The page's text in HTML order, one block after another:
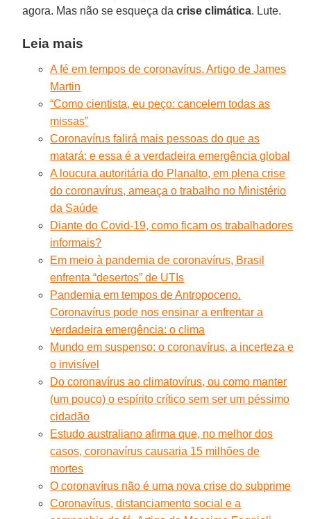
agora. Mas não se esqueça dacrise climática. Lute.
Leia mais
A fé em tempos de coronavírus. Artigo de James
Martin
“Como cientista, eu peço: cancelem todas as
missas”
Coronavírus falirá mais pessoas do que as
matará: e essa é a verdadeira emergência global
A loucura autoritária do Planalto, em plena crise
do coronavírus, ameaça o trabalho no Ministério
da Saúde
Diante do Covid-19, como ficam os trabalhadores
informais?
Em meio à pandemia de coronavírus, Brasil
enfrenta “desertos” de UTIs
Pandemia em tempos de Antropoceno.
Coronavírus pode nos ensinar a enfrentar a
verdadeira emergência: o clima
Mundo em suspenso: o coronavírus, a incerteza e
o invisível
Do coronavírus ao climatovírus, ou como manter
(um pouco) o espírito crítico sem ser um péssimo
cidadão
Estudo australiano afirma que, no melhor dos
casos, coronavírus causaria 15 milhões de
mortes
O coronavírus não é uma nova crise do subprime
Coronavírus, distanciamento social e a